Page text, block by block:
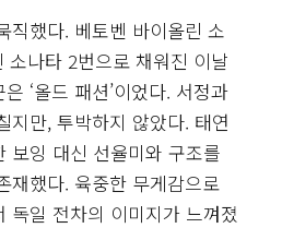
직했다. 베토벤 바이올린 소
소나타 2번으로 채워진 이날
‘올드 패션’이었다. 서정과
지만, 투박하지 않았다. 태연
보잉 대신 선율미와 구조를
재했다. 육중한 무게감으로
독일 전차의 이미지가 느껴졌